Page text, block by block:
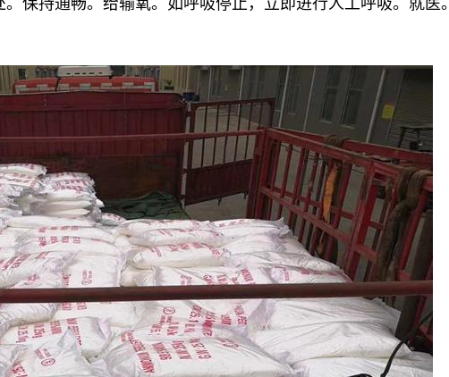
保持通畅。给输氧。如呼吸停止，立即进行人工呼吸。就医。